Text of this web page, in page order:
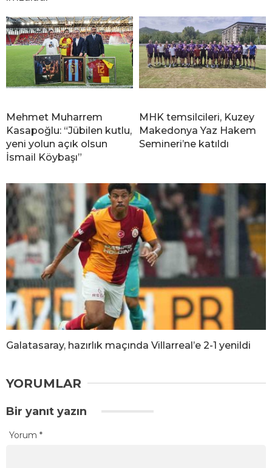
Mehmet Muharrem
Kasapoğlu: “Jübilen kutlu,
yeni yolun açık olsun
İsmail Köybaşı”
MHK temsilcileri, Kuzey
Makedonya Yaz Hakem
Semineri’ne katıldı
Galatasaray, hazırlık maçında Villarreal’e 2-1 yenildi
YORUMLAR
Bir yanıt yazın
Yorum *